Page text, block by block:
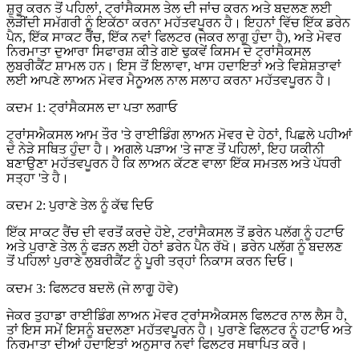
ਸ਼ੁਰੂ ਕਰਨ ਤੋਂ ਪਹਿਲਾਂ, ਟ੍ਰਾਂਸੈਕਸਲ ਤੇਲ ਦੀ ਜਾਂਚ ਕਰਨ ਅਤੇ ਬਦਲਣ ਲਈ
ਲੋੜੀਂਦੀ ਸਮੱਗਰੀ ਨੂੰ ਇਕੱਠਾ ਕਰਨਾ ਮਹੱਤਵਪੂਰਨ ਹੈ। ਇਹਨਾਂ ਵਿੱਚ ਇੱਕ ਡਰੇਨ
ਪੈਨ, ਇੱਕ ਸਾਕਟ ਰੈਂਚ, ਇੱਕ ਨਵਾਂ ਫਿਲਟਰ (ਜੇਕਰ ਲਾਗੂ ਹੁੰਦਾ ਹੈ), ਅਤੇ ਮੋਵਰ
ਨਿਰਮਾਤਾ ਦੁਆਰਾ ਸਿਫਾਰਸ਼ ਕੀਤੇ ਗਏ ਢੁਕਵੇਂ ਕਿਸਮ ਦੇ ਟ੍ਰਾਂਸੈਕਸਲ
ਲੁਬਰੀਕੈਂਟ ਸ਼ਾਮਲ ਹਨ। ਇਸ ਤੋਂ ਇਲਾਵਾ, ਖਾਸ ਹਦਾਇਤਾਂ ਅਤੇ ਵਿਸ਼ੇਸ਼ਤਾਵਾਂ
ਲਈ ਆਪਣੇ ਲਾਅਨ ਮੋਵਰ ਮੈਨੂਅਲ ਨਾਲ ਸਲਾਹ ਕਰਨਾ ਮਹੱਤਵਪੂਰਨ ਹੈ।
ਕਦਮ 1: ਟ੍ਰਾਂਸੈਕਸਲ ਦਾ ਪਤਾ ਲਗਾਓ
ਟ੍ਰਾਂਸਐਕਸਲ ਆਮ ਤੌਰ 'ਤੇ ਰਾਈਡਿੰਗ ਲਾਅਨ ਮੋਵਰ ਦੇ ਹੇਠਾਂ, ਪਿਛਲੇ ਪਹੀਆਂ
ਦੇ ਨੇੜੇ ਸਥਿਤ ਹੁੰਦਾ ਹੈ। ਅਗਲੇ ਪੜਾਅ 'ਤੇ ਜਾਣ ਤੋਂ ਪਹਿਲਾਂ, ਇਹ ਯਕੀਨੀ
ਬਣਾਉਣਾ ਮਹੱਤਵਪੂਰਨ ਹੈ ਕਿ ਲਾਅਨ ਕੱਟਣ ਵਾਲਾ ਇੱਕ ਸਮਤਲ ਅਤੇ ਪੱਧਰੀ
ਸਤ੍ਹਾ 'ਤੇ ਹੈ।
ਕਦਮ 2: ਪੁਰਾਣੇ ਤੇਲ ਨੂੰ ਕੱਢ ਦਿਓ
ਇੱਕ ਸਾਕਟ ਰੈਂਚ ਦੀ ਵਰਤੋਂ ਕਰਦੇ ਹੋਏ, ਟਰਾਂਸੈਕਸਲ ਤੋਂ ਡਰੇਨ ਪਲੱਗ ਨੂੰ ਹਟਾਓ
ਅਤੇ ਪੁਰਾਣੇ ਤੇਲ ਨੂੰ ਫੜਨ ਲਈ ਹੇਠਾਂ ਡਰੇਨ ਪੈਨ ਰੱਖੋ। ਡਰੇਨ ਪਲੱਗ ਨੂੰ ਬਦਲਣ
ਤੋਂ ਪਹਿਲਾਂ ਪੁਰਾਣੇ ਲੁਬਰੀਕੈਂਟ ਨੂੰ ਪੂਰੀ ਤਰ੍ਹਾਂ ਨਿਕਾਸ ਕਰਨ ਦਿਓ।
ਕਦਮ 3: ਫਿਲਟਰ ਬਦਲੋ (ਜੇ ਲਾਗੂ ਹੋਵੇ)
ਜੇਕਰ ਤੁਹਾਡਾ ਰਾਈਡਿੰਗ ਲਾਅਨ ਮੋਵਰ ਟ੍ਰਾਂਸਐਕਸਲ ਫਿਲਟਰ ਨਾਲ ਲੈਸ ਹੈ,
ਤਾਂ ਇਸ ਸਮੇਂ ਇਸਨੂੰ ਬਦਲਣਾ ਮਹੱਤਵਪੂਰਨ ਹੈ। ਪੁਰਾਣੇ ਫਿਲਟਰ ਨੂੰ ਹਟਾਓ ਅਤੇ
ਨਿਰਮਾਤਾ ਦੀਆਂ ਹਦਾਇਤਾਂ ਅਨੁਸਾਰ ਨਵਾਂ ਫਿਲਟਰ ਸਥਾਪਿਤ ਕਰੋ।